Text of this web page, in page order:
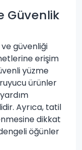
Güvenlik
güvenliği
erişim
yüzme
ürünler
Ayrıca, tatil
dikkat
öğünler